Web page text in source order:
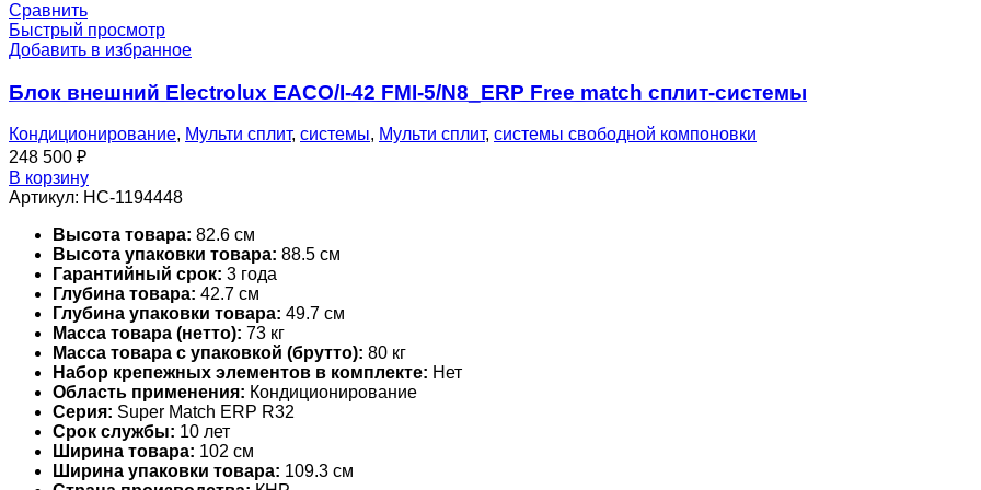
Сравнить
Быстрый просмотр
Добавить в избранное
Блок внешний Electrolux EACO/I-42 FMI-5/N8_ERP Free match сплит-системы
Кондиционирование, Мульти сплит, системы, Мульти сплит, системы свободной компоновки
248 500 ₽
В корзину
Артикул: НС-1194448
Высота товара: 82.6 см
Высота упаковки товара: 88.5 см
Гарантийный срок: 3 года
Глубина товара: 42.7 см
Глубина упаковки товара: 49.7 см
Масса товара (нетто): 73 кг
Масса товара с упаковкой (брутто): 80 кг
Набор крепежных элементов в комплекте: Нет
Область применения: Кондиционирование
Серия: Super Match ERP R32
Срок службы: 10 лет
Ширина товара: 102 см
Ширина упаковки товара: 109.3 см